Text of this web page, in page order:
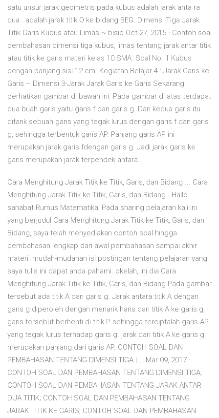
satu unsur jarak geometris pada kubus adalah jarak anta ra
dua . adalah jarak titik O ke bidang BEG. Dimensi Tiga Jarak
Titik Garis Kubus atau Limas ~ bisiq Oct 27, 2015 · Contoh soal
pembahasan dimensi tiga kubus, limas tentang jarak antar titik
atau titik ke garis materi kelas 10 SMA. Soal No. 1 Kubus
dengan panjang sisi 12 cm. Kegiatan Belajar-4 : Jarak Garis ke
Garis – Dimensi 3-Jarak Jarak Garis ke Garis Sekarang
perhatikan gambar di bawah ini. Pada gambar di atas terdapat
dua buah garis yaitu garis f dan garis g. Dari kedua garis itu
ditarik sebuah garis yang tegak lurus dengan garis f dan garis
g, sehingga terbentuk garis AP. Panjang garis AP ini
merupakan jarak garis fdengan garis g. Jadi jarak garis ke
garis merupakan jarak terpendek antara…
Cara Menghitung Jarak Titik ke Titik, Garis, dan Bidang ... Cara
Menghitung Jarak Titik ke Titik, Garis, dan Bidang - Hallo
sahabat Rumus Matematika, Pada sharing pelajaran kali ini
yang berjudul Cara Menghitung Jarak Titik ke Titik, Garis, dan
Bidang, saya telah menyediakan contoh soal hingga
pembahasan lengkap dari awal pembahasan sampai akhir
materi. mudah-mudahan isi postingan tentang pelajaran yang
saya tulis ini dapat anda pahami. okelah, ini dia Cara
Menghitung Jarak Titik ke Titik, Garis, dan Bidang Pada gambar
tersebut ada titik A dan garis g. Jarak antara titik A dengan
garis g diperoleh dengan menarik haris dari titik A ke garis g,
garis tersebut berhenti di titik P sehingga terciptalah garis AP
yang tegak lurus terhadap garis g. jarak dari titik A ke garis g
merupakan panjang dari garis AP. CONTOH SOAL DAN
PEMBAHASAN TENTANG DIMENSI TIGA | … Mar 09, 2017 ·
CONTOH SOAL DAN PEMBAHASAN TENTANG DIMENSI TIGA;
CONTOH SOAL DAN PEMBAHASAN TENTANG JARAK ANTAR
DUA TITIK; CONTOH SOAL DAN PEMBAHASAN TENTANG
JARAK TITIK KE GARIS; CONTOH SOAL DAN PEMBAHASAN